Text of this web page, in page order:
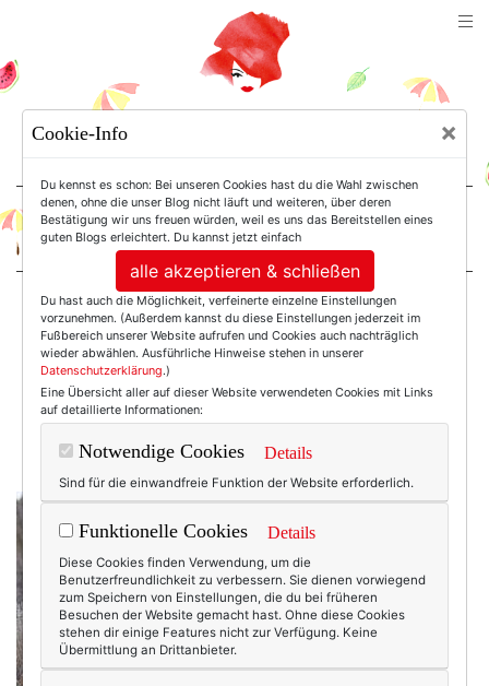
For Women. Not Girls.
Einträge mit dem
Tag: Bommel
Cookie-Info ×
Du kennst es schon: Bei unseren Cookies hast du die Wahl zwischen
denen, ohne die unser Blog nicht läuft und weiteren, über deren
Bestätigung wir uns freuen würden, weil es uns das Bereitstellen eines
guten Blogs erleichtert. Du kannst jetzt einfach
alle akzeptieren & schließen
Du hast auch die Möglichkeit, verfeinerte einzelne Einstellungen
vorzunehmen. (Außerdem kannst du diese Einstellungen jederzeit im
Fußbereich unserer Website aufrufen und Cookies auch nachträglich
wieder abwählen. Ausführliche Hinweise stehen in unserer
Datenschutzerklärung.)
Eine Übersicht aller auf dieser Website verwendeten Cookies mit Links
auf detaillierte Informationen:
Notwendige Cookies Details
Sind für die einwandfreie Funktion der Website erforderlich.
Funktionelle Cookies Details
Diese Cookies finden Verwendung, um die
Benutzerfreundlichkeit zu verbessern. Sie dienen vorwiegend
zum Speichern von Einstellungen, die du bei früheren
Besuchen der Website gemacht hast. Ohne diese Cookies
stehen dir einige Features nicht zur Verfügung. Keine
Übermittlung an Drittanbieter.